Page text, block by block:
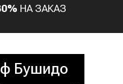
НА ЗАКАЗ
Бушидо